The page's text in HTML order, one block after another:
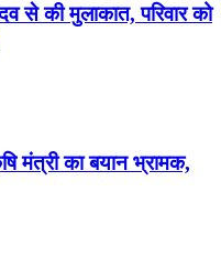
से की मुलाकात, परिवार को
मंत्री का बयान भ्रामक,